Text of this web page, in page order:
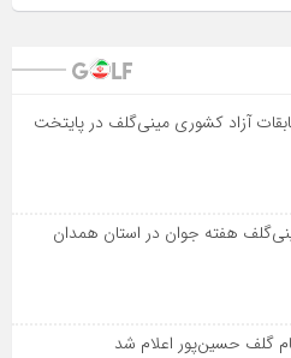
آزاد کشوری مینی‌گلف در پایتخت
هفته جوان در استان همدان
گلف حسین‌پور اعلام شد